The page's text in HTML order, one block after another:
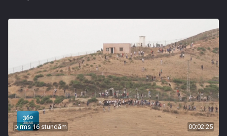
pirms 16 stundām 00:02:25